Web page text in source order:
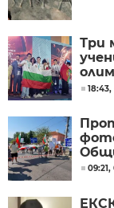
Три
в